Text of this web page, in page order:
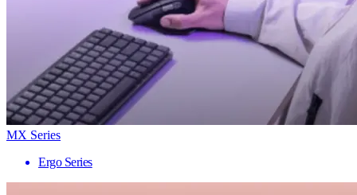
MX Series
Ergo Series